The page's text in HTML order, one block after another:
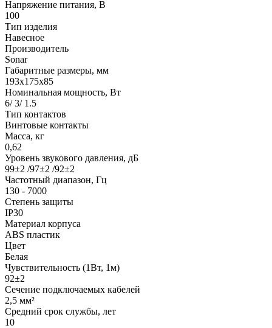
Напряжение питания, В
100
Тип изделия
Навесное
Производитель
Sonar
Габаритные размеры, мм
193x175x85
Номинальная мощность, Вт
6/ 3/ 1.5
Тип контактов
Винтовые контакты
Масса, кг
0,62
Уровень звукового давления, дБ
99±2 /97±2 /92±2
Частотный диапазон, Гц
130 - 7000
Степень защиты
IP30
Материал корпуса
ABS пластик
Цвет
Белая
Чувствительность (1Вт, 1м)
92±2
Сечение подключаемых кабелей
2,5 мм²
Средний срок службы, лет
10